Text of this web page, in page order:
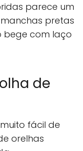
parece um
pretas
bege com laço
de
fácil de
orelhas